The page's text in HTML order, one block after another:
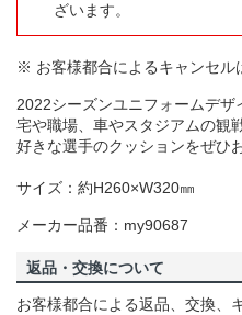
ざいます。
※ お客様都合によるキャンセル
2022シーズンユニフォームデ
宅や職場、車やスタジアムの観
好きな選手のクッションをぜひ
サイズ：約H260×W320㎜
メーカー品番：my90687
返品・交換について
お客様都合による返品、交換、